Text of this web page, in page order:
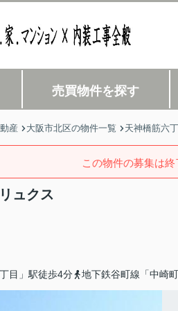
売買物件を探す
産 大阪市北区の物件一覧 天神橋筋六
この物件の募集は終
ュクス
目」駅徒歩4分
地下鉄谷町線「中崎